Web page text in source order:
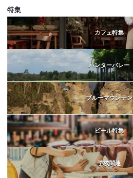
特集
カフェ特集
ハンターバレー
ブルーマウンテン
ビール特集
学校関連